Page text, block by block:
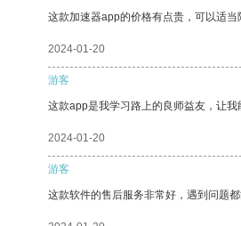
这款加速器app的价格有点贵，可以适
2024-01-20
游客
这款app是我学习路上的良师益友，让我
2024-01-20
游客
这款软件的售后服务非常好，遇到问题都